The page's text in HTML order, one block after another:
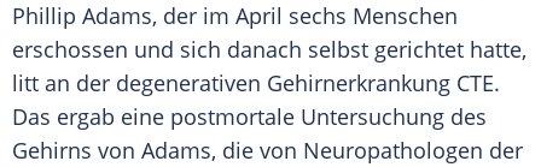
Phillip Adams, der im April sechs Menschen
erschossen und sich danach selbst gerichtet hatte,
litt an der degenerativen Gehirnerkrankung CTE.
Das ergab eine postmortale Untersuchung des
Gehirns von Adams, die von Neuropathologen der